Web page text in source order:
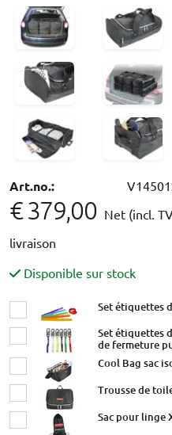
Art.no.:
€ 379,00 Net (incl.
livraison
Disponible sur stock
Set étiquettes
Set étiquettes
de fermeture
Cool Bag sac
Trousse de
Sac pour linge